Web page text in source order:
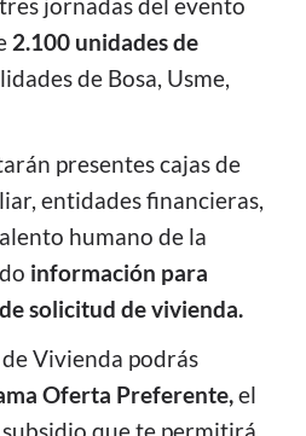
jornadas del evento
2.100 unidades de
de Bosa, Usme,
presentes cajas de
entidades financieras,
humano de la
información para
solicitud de vivienda.
Vivienda podrás
Oferta Preferente,el